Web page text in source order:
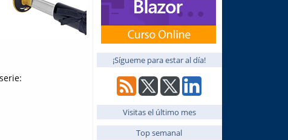
¡Sígueme para estar al día!
Visitas el último mes
Top semanal